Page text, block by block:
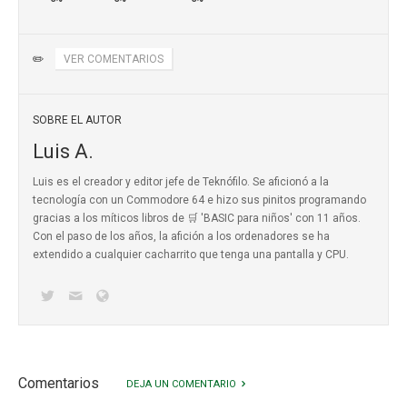
✏️ VER COMENTARIOS
SOBRE EL AUTOR
Luis A.
Luis es el creador y editor jefe de Teknófilo. Se aficionó a la
tecnología con un Commodore 64 e hizo sus pinitos programando
gracias a los míticos libros de 🛒 'BASIC para niños' con 11 años.
Con el paso de los años, la afición a los ordenadores se ha
extendido a cualquier cacharrito que tenga una pantalla y CPU.
Comentarios DEJA UN COMENTARIO